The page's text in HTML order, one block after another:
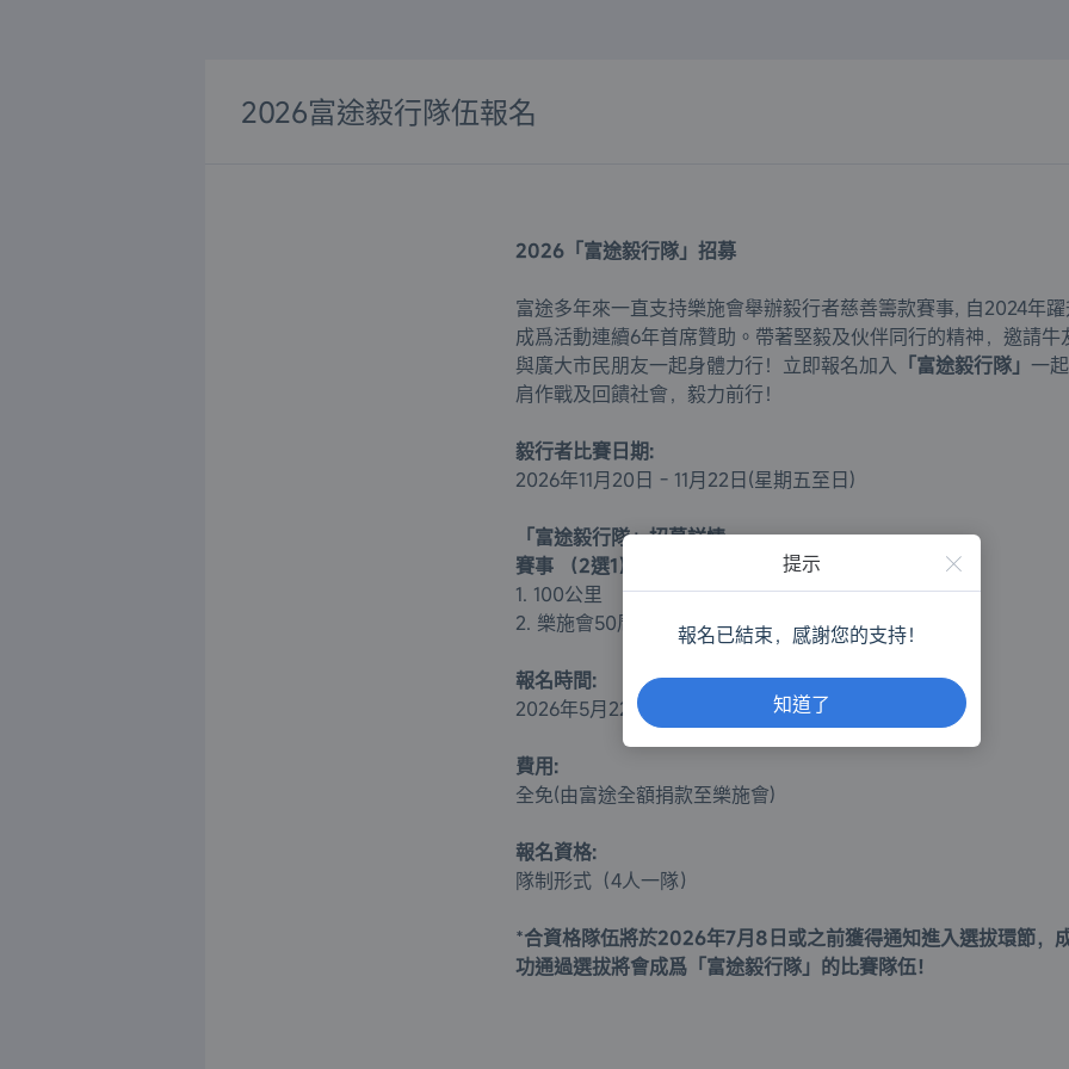
2026富途毅行隊伍報名
2026「富途毅行隊」 招募
富途多年來一直支持樂施會舉辦毅行者慈善籌款賽事, 自2024年
成爲活動連續6年首席贊助。帶著堅毅及伙伴同行的精神，邀請牛
與廣大市民朋友一起身體力行！立即報名加入 「富途毅行隊」 一
肩作戰及回饋社會，毅力前行！
毅行者比賽日期:
2026年11月20日 - 11月22日(星期五至日)
「富途毅行隊」招募詳情
賽事 （2選1）：
1. 100公里
2. 樂施會50周年限定版 (20公里)
報名時間:
2026年5月22日- 2026年6月21日
費用:
全免(由富途全額捐款至樂施會)
報名資格:
隊制形式（4人一隊）
*合資格隊伍將於2026年7月8日或之前獲得通知進入選拔環節，
功通過選拔將會成爲「富途毅行隊」的比賽隊伍！
提示
報名已結束，感謝您的支持！
知道了